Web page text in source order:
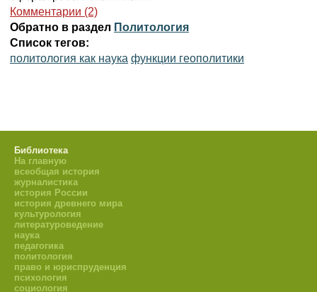
Комментарии (2)
Обратно в раздел Политология
Список тегов:
политология как наука функции геополитики
Библиотека
На главную
всеобщая история
журналистика
история России
история древнего мира
культурология
литературоведение
наука
педагогика
политология
право и юриспруденция
психология
социология